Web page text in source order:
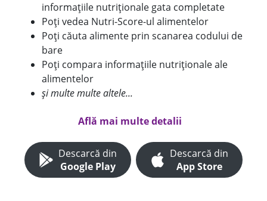
informațiile nutriționale gata completate
Poți vedea Nutri-Score-ul alimentelor
Poți căuta alimente prin scanarea codului de
bare
Poți compara informațiile nutriționale ale
alimentelor
și multe multe altele...
Află mai multe detalii
Descarcă din
Google Play
Descarcă din
App Store